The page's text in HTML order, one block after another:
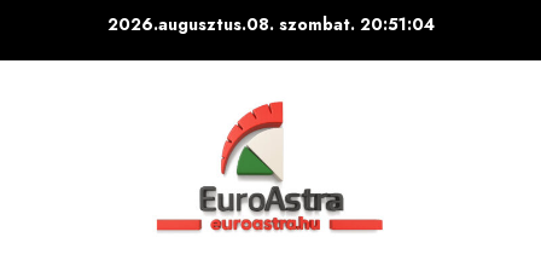
2026.augusztus.08. szombat. 20:51:05